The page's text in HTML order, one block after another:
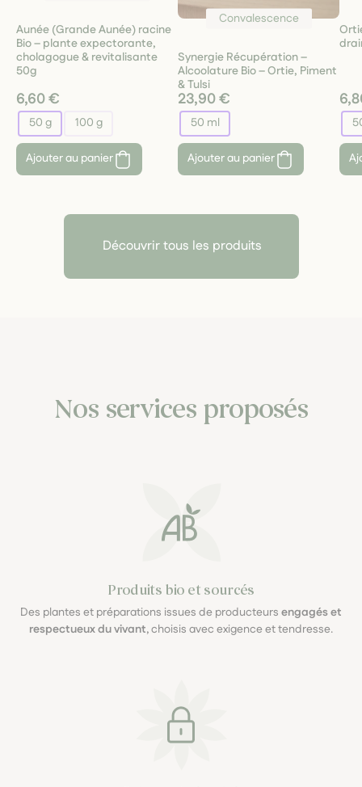
Aunée (Grande Aunée) racine
Bio – plante expectorante,
cholagogue & revitalisante
50g
6,60 €
50 g 100 g
Ajouter au panier
Convalescence
Synergie Récupération –
Alcoolature Bio – Ortie, Piment
& Tulsi
23,90 €
50 ml
Ajouter au panier
Découvrir tous les produits
Nos services proposés
Produits bio et sourcés
Des plantes et préparations issues de producteurs engagés et
respectueux du vivant, choisis avec exigence et tendresse.